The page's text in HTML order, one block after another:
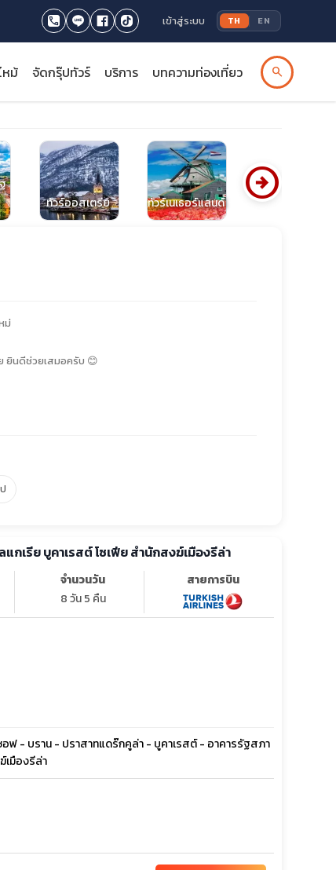
เข้าสู่ระบบ TH EN
หม้ จัดกรุ๊ปทัวร์ บริการ บทความท่องเที่ยว search
ทัวร์ออสเตรีย ทัวร์เนเธอร์แลนด์ ทัวร์เดนมาร์ก
arrow_circle_right
ม่
ยินดีช่วยเสมอครับ 😊
ทัวร์ยุโรป โรมาเนีย บัลแกเรีย บูคาเรสต์ โซเฟีย สำนักสงฆ์เมืองรีล่า
จำนวนวัน
8 วัน 5 คืน
สายการบิน
ฟ - บราน - ปราสาทแดร๊กคูล่า - บูคาเรสต์ - อาคารรัฐสภา
เมืองรีล่า